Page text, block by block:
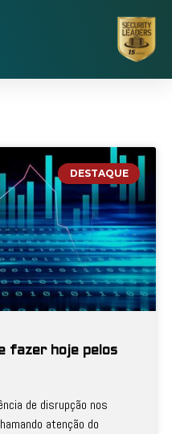
DESTAQUE
fazer hoje pelos
de disrupção nos
atenção do